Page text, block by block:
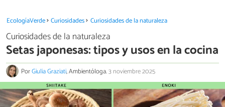
EcologíaVerde Curiosidades Curiosidades de la naturaleza
Curiosidades de la naturaleza
Setas japonesas: tipos y usos en la cocina
PorGiulia Graziati, Ambientóloga.3 noviembre 2025